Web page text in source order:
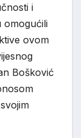
i
omogućili
ovom
Bošković